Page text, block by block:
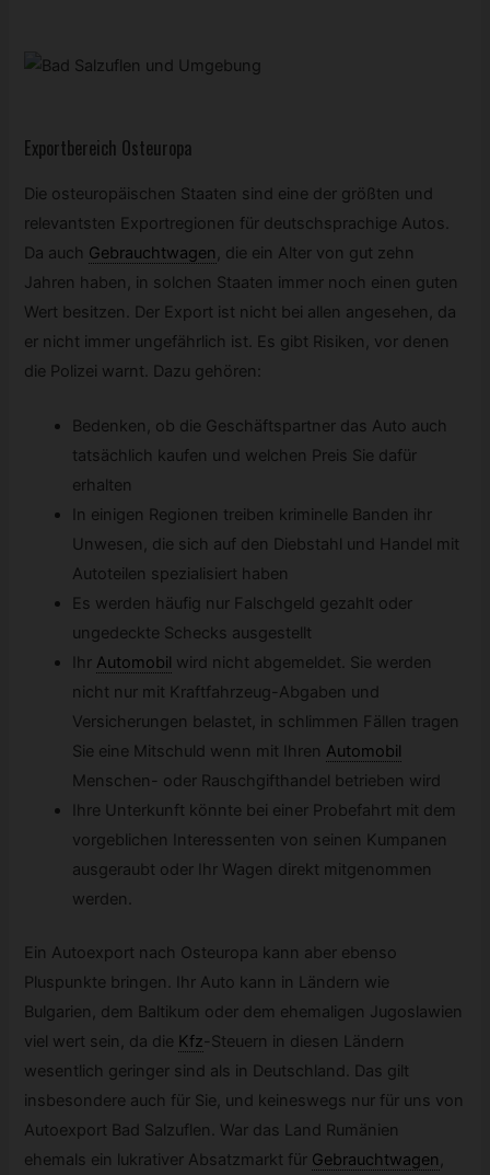
Exportbereich Osteuropa
Die osteuropäischen Staaten sind eine der größten und
relevantsten Exportregionen für deutschsprachige Autos.
Da auch Gebrauchtwagen , die ein Alter von gut zehn
Jahren haben, in solchen Staaten immer noch einen guten
Wert besitzen. Der Export ist nicht bei allen angesehen, da
er nicht immer ungefährlich ist. Es gibt Risiken, vor denen
die Polizei warnt. Dazu gehören:
Bedenken, ob die Geschäftspartner das Auto auch
tatsächlich kaufen und welchen Preis Sie dafür
erhalten
In einigen Regionen treiben kriminelle Banden ihr
Unwesen, die sich auf den Diebstahl und Handel mit
Autoteilen spezialisiert haben
Es werden häufig nur Falschgeld gezahlt oder
ungedeckte Schecks ausgestellt
Ihr Automobil wird nicht abgemeldet. Sie werden
nicht nur mit Kraftfahrzeug-Abgaben und
Versicherungen belastet, in schlimmen Fällen tragen
Sie eine Mitschuld wenn mit Ihren Automobil
Menschen- oder Rauschgifthandel betrieben wird
Ihre Unterkunft könnte bei einer Probefahrt mit dem
vorgeblichen Interessenten von seinen Kumpanen
ausgeraubt oder Ihr Wagen direkt mitgenommen
werden.
Ein Autoexport nach Osteuropa kann aber ebenso
Pluspunkte bringen. Ihr Auto kann in Ländern wie
Bulgarien, dem Baltikum oder dem ehemaligen Jugoslawien
viel wert sein, da die Kfz-Steuern in diesen Ländern
wesentlich geringer sind als in Deutschland. Das gilt
insbesondere auch für Sie, und keineswegs nur für uns von
Autoexport Bad Salzuflen. War das Land Rumänien
ehemals ein lukrativer Absatzmarkt für Gebrauchtwagen ,